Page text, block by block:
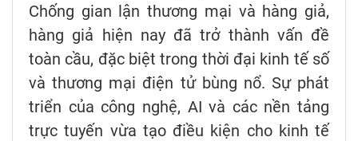
Chống gian lận thương mại và hàng giả,
hàng giả hiện nay đã trở thành vấn đề
toàn cầu, đặc biệt trong thời đại kinh tế số
và thương mại điện tử bùng nổ. Sự phát
triển của công nghệ, AI và các nền tảng
trực tuyến vừa tạo điều kiện cho kinh tế